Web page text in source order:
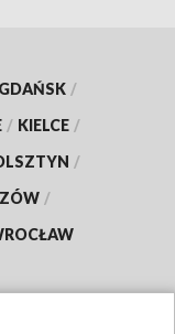
GDAŃSK /
/ KIELCE /
/
/